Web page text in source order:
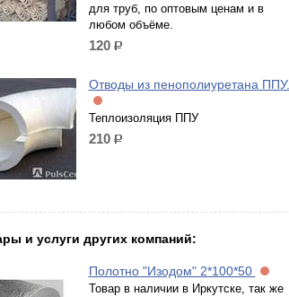
для труб, по оптовым ценам и в
любом объёме.
120 р.
Отводы из пенополиуретана ППУ.
Теплоизоляция ППУ
210 р.
и услуги других компаний:
Полотно "Изодом" 2*100*50
Товар в наличии в Иркутске, так же